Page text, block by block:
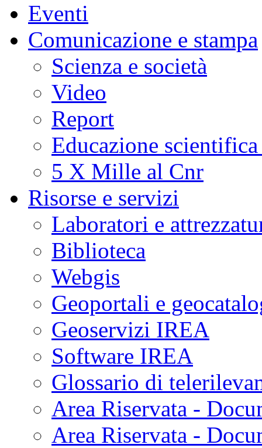
Eventi
Comunicazione e stampa
Scienza e società
Video
Report
Educazione
5 X Mille al Cnr
Risorse e servizi
Laboratori e
Biblioteca
Webgis
Geoportali e
Geoservizi IREA
Software IREA
Glossario di
Area Riservata -
Area Riservata -